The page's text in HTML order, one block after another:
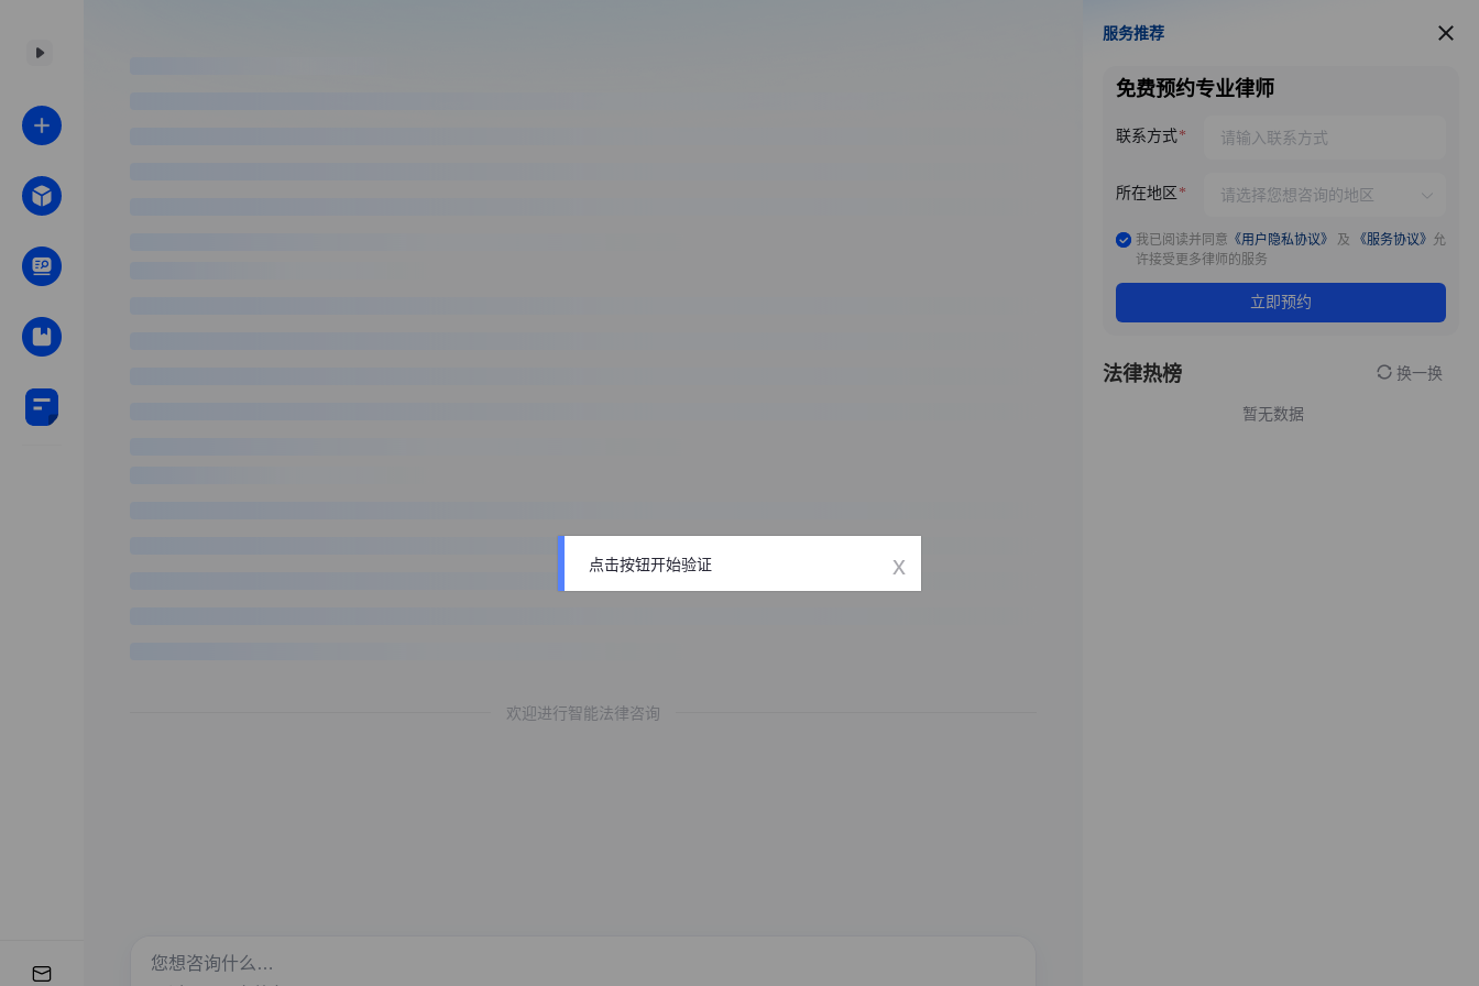
欢迎进行智能法律咨询
服务推荐
服务推荐
免费预约专业律师
联系方式
所在地区
我已阅读并同意 《用户隐私协议》 及 《服务协议》 允
许接受更多律师的服务
立即预约
法律热榜 换一换
暂无数据
点击按钮开始验证 x